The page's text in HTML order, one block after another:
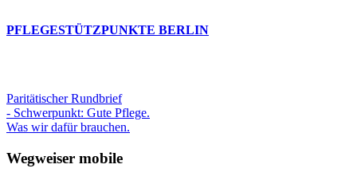
PFLEGESTÜTZPUNKTE BERLIN
Paritätischer Rundbrief
- Schwerpunkt: Gute Pflege.
Was wir dafür brauchen.
Wegweiser mobile